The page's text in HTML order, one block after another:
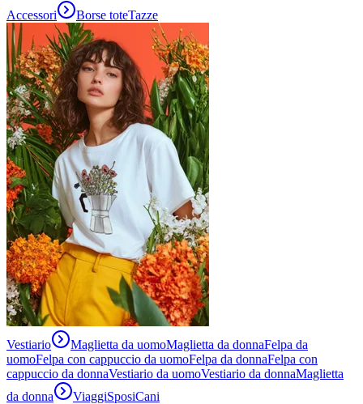
Accessori Borse toteTazze
Vestiario Maglietta da uomoMaglietta da donnaFelpa da
uomoFelpa con cappuccio da uomoFelpa da donnaFelpa con
cappuccio da donnaVestiario da uomoVestiario da donnaMaglietta
da donna
ViaggiSposiCani